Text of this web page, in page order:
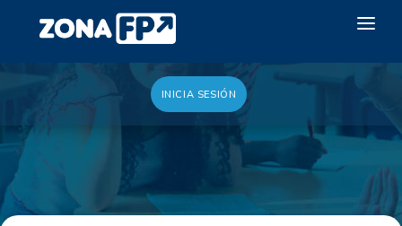
NOTICIAS
INICIA SESIÓN